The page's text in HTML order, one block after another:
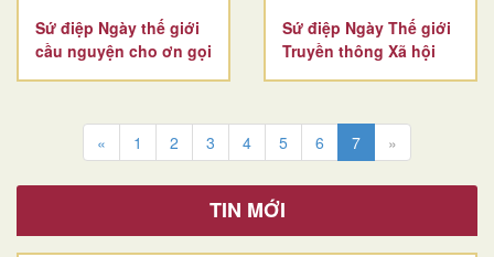
Sứ điệp Ngày thế giới
cầu nguyện cho ơn gọi
Sứ điệp Ngày Thế giới
Truyền thông Xã hội
« 1 2 3 4 5 6 7 »
TIN MỚI